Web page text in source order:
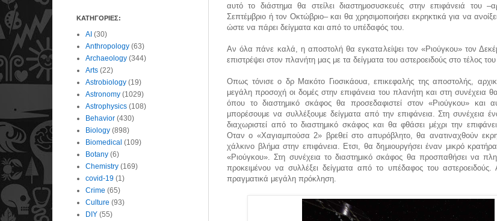
αυτό το διάστημα θα στείλει διαστημοσυσκευές στην επιφάνειά του
Σεπτέμβριο ή τον Οκτώβριο– και θα χρησιμοποιήσει εκρηκτικά για να
ώστε να πάρει δείγματα και από το υπέδαφός του.
Αν όλα πάνε καλά, η αποστολή θα εγκαταλείψει τον «Ριούγκου» τον
επιστρέψει στον πλανήτη μας με τα δείγματα του αστεροειδούς στο τέλος του
Οπως τόνισε ο δρ Μακότο Γιοσικάουα, επικεφαλής της αποστολής,
μεγάλη προσοχή οι δομές στην επιφάνεια του πλανήτη και στη συνέχεια θα
όπου το διαστημικό σκάφος θα προσεδαφιστεί στον «Ριούγκου» και
μπορέσουμε να συλλέξουμε δείγματα από την επιφάνεια. Στη συνέχεια
διαχωριστεί από το διαστημικό σκάφος και θα φθάσει μέχρι την
Οταν ο «Χαγιαμπούσα 2» βρεθεί στο απυρόβλητο, θα ανατιναχθούν
χάλκινο βλήμα στην επιφάνεια. Ετσι, θα δημιουργήσει έναν μικρό
«Ριούγκου». Στη συνέχεια το διαστημικό σκάφος θα προσπαθήσει να
προκειμένου να συλλέξει δείγματα από το υπέδαφος του αστεροειδούς.
πραγματικά μεγάλη πρόκληση.
ΚΑΤΗΓΟΡΙΕΣ:
AI (30)
Anthropology (63)
Archaeology (344)
Arts (22)
Astrobiology (19)
Astronomy (1029)
Astrophysics (108)
Behavior (430)
Biology (898)
Biomedical (109)
Botany (6)
Chemistry (169)
covid-19 (1)
Crime (65)
Culture (93)
DIY (55)